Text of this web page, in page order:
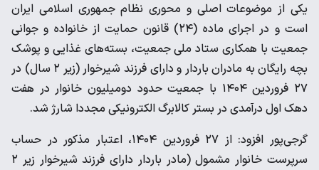
یکی از موضوعات اصلی و محوری نظام جمهوری اسلامی ایران
است و در اجرای ماده (۲۴) قانون حمایت از خانواده و جوانی
جمعیت با همکاری ستاد ملی جمعیت، بسته‌های غذایی و پوشک
بچه رایگان به مادران باردار و دارای فرزند شیرخوار (زیر ۲ سال) در
۲۷ فروردین ۱۴۰۴ با جمعیت حدود دومیلیون خانوار در هفت
دهک اول درآمدی در بستر کالابرگ الکترونیکی مجددا شارژ شد.
گرجی‌پور افزود: از ۲۷ فروردین ۱۴۰۴، اعتبار مذکور در حساب
سرپرست خانوار مشمول (مادر باردار دارای فرزند شیرخوار زیر ۲